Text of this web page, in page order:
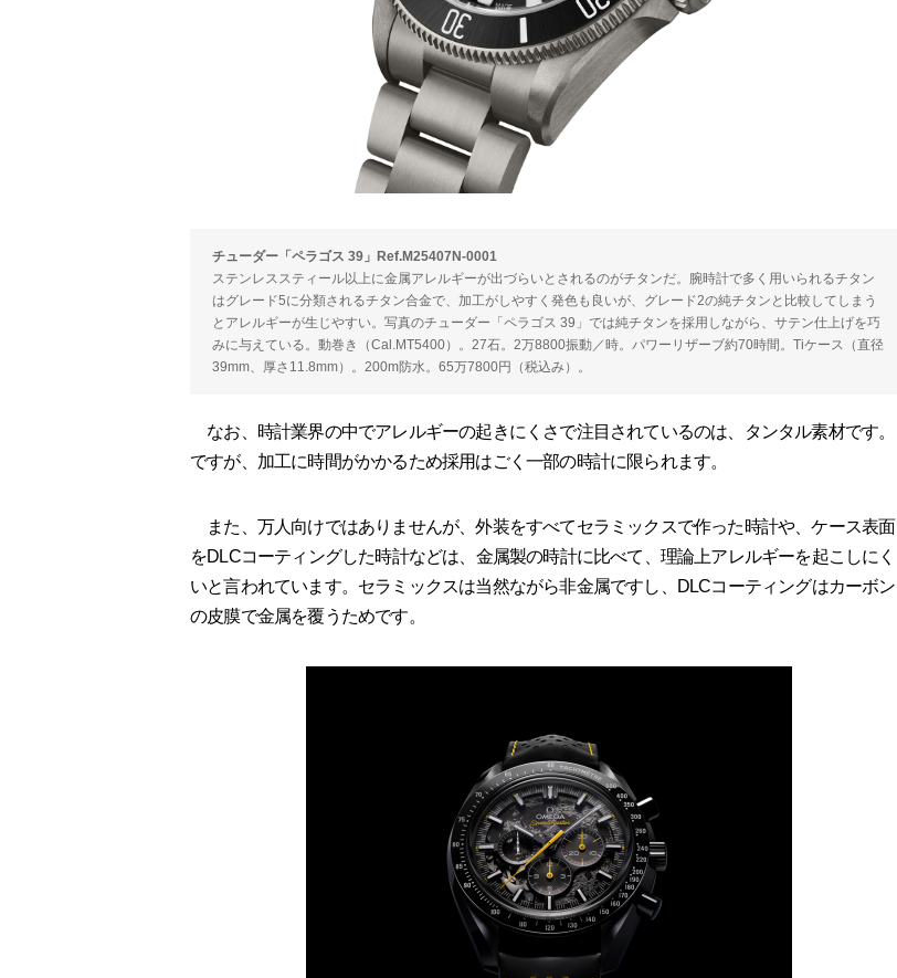
チューダー「ペラゴス 39」Ref.M25407N-0001
ステンレススティール以上に金属アレルギーが出づらいとされるのがチタンだ。腕時計で多く用いられるチタン
はグレード5に分類されるチタン合金で、加工がしやすく発色も良いが、グレード2の純チタンと比較してしまう
とアレルギーが生じやすい。写真のチューダー「ペラゴス 39」では純チタンを採用しながら、サテン仕上げを巧
みに与えている。動巻き（Cal.MT5400）。27石。2万8800振動／時。パワーリザーブ約70時間。Tiケース（直径
39mm、厚さ11.8mm）。200m防水。65万7800円（税込み）。
なお、時計業界の中でアレルギーの起きにくさで注目されているのは、タンタル素材です。
ですが、加工に時間がかかるため採用はごく一部の時計に限られます。
また、万人向けではありませんが、外装をすべてセラミックスで作った時計や、ケース表面
をDLCコーティングした時計などは、金属製の時計に比べて、理論上アレルギーを起こしにく
いと言われています。セラミックスは当然ながら非金属ですし、DLCコーティングはカーボン
の皮膜で金属を覆うためです。